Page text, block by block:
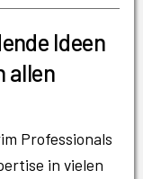
Ideen
allen
Professionals
in vielen